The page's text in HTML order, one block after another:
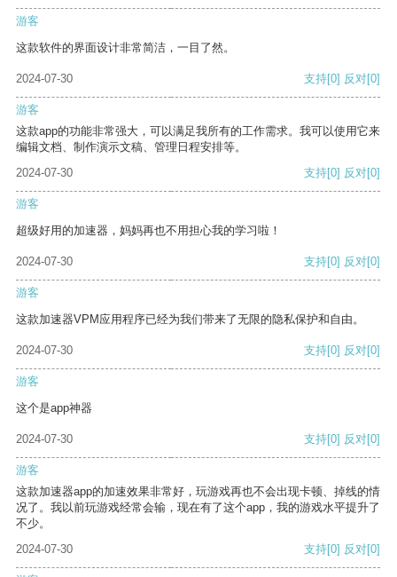
游客
这款软件的界面设计非常简洁，一目了然。
2024-07-30 支持[0] 反对[0]
游客
这款app的功能非常强大，可以满足我所有的工作需求。我可以使用它来
编辑文档、制作演示文稿、管理日程安排等。
2024-07-30
支持[0] 反对[0]
游客
超级好用的加速器，妈妈再也不用担心我的学习啦！
2024-07-30 支持[0] 反对[0]
游客
这款加速器VPM应用程序已经为我们带来了无限的隐私保护和自由。
2024-07-30 支持[0] 反对[0]
游客
这个是app神器
2024-07-30 支持[0] 反对[0]
游客
这款加速器app的加速效果非常好，玩游戏再也不会出现卡顿、掉线的情
况了。我以前玩游戏经常会输，现在有了这个app，我的游戏水平提升了
不少。
2024-07-30
支持[0] 反对[0]